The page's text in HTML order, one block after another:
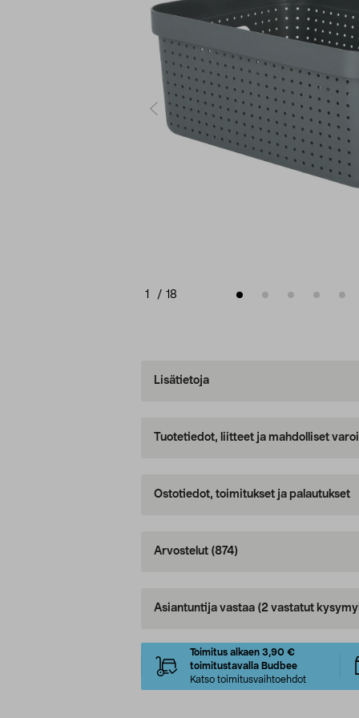
1 / 18
Lisätietoja
Tuotetiedot, liitteet ja mahdolliset
Ostotiedot, toimitukset ja palautukset
Arvostelut (874)
Asiantuntija vastaa (2 vastatut
Toimitus alkaen 3,90 €
toimitustavalla Budbee
Katso toimitusvaihtoehdot